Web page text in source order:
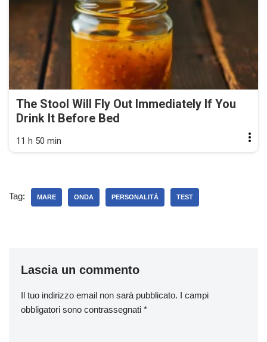
The Stool Will Fly Out Immediately If You
Drink It Before Bed
11 h 50 min
Tag: MARE ONDA PERSONALITÀ TEST
Lascia un commento
Il tuo indirizzo email non sarà pubblicato. I campi
obbligatori sono contrassegnati *